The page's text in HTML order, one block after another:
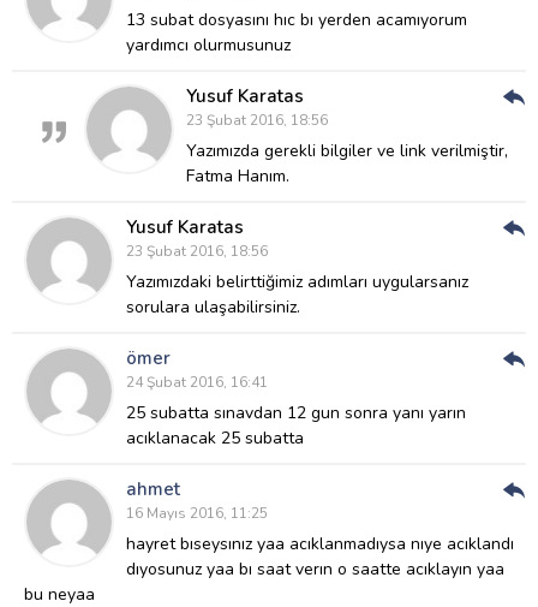
13 subat dosyasını hıc bı yerden acamıyorum
yardımcı olurmusunuz
Yusuf Karatas
23 Şubat 2016, 18:56
Yazımızda gerekli bilgiler ve link verilmiştir,
Fatma Hanım.
Ver
Yusuf Karatas
23 Şubat 2016, 18:56
Yazımızdaki belirttiğimiz adımları uygularsanız
sorulara ulaşabilirsiniz.
ömer
24 Şubat 2016, 16:41
25 subatta sınavdan 12 gun sonra yanı yarın
acıklanacak 25 subatta
ahmet
16 Mayıs 2016, 11:25
hayret bıseysınız yaa acıklanmadıysa nıye acıklandı
dıyosunuz yaa bı saat verın o saatte acıklayın yaa
bu neyaa
Ver